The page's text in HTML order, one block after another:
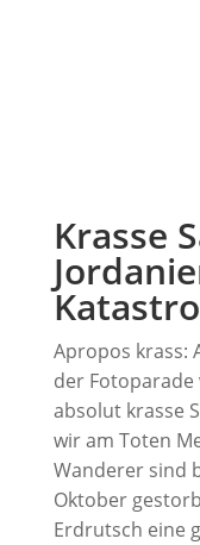
Krasse
Apropos krass:
der Fotoparade
absolut krasse
wir am Toten
Wanderer sind
Oktober
Erdrutsch eine